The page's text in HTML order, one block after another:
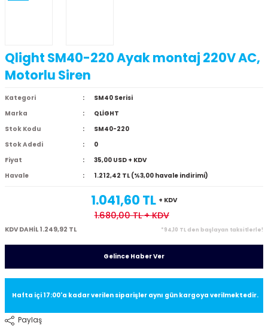
Qlight SM40-220 Ayak montaj 220V AC,
Motorlu Siren
Kategori
SM40 Serisi
Marka
QLİGHT
Stok Kodu
SM40-220
Stok Adedi
0
Fiyat
35,00 USD + KDV
Havale
1.212,42 TL (%3,00 havale indirimi)
1.041,60 TL + KDV
1.680,00 TL+ KDV
KDV DAHİL 1.249,92 TL *94,10 TL den başlayan taksitlerle!
Gelince Haber Ver
Hafta içi 17:00'a kadar verilen siparişler aynı gün kargoya verilmektedir.
Paylaş